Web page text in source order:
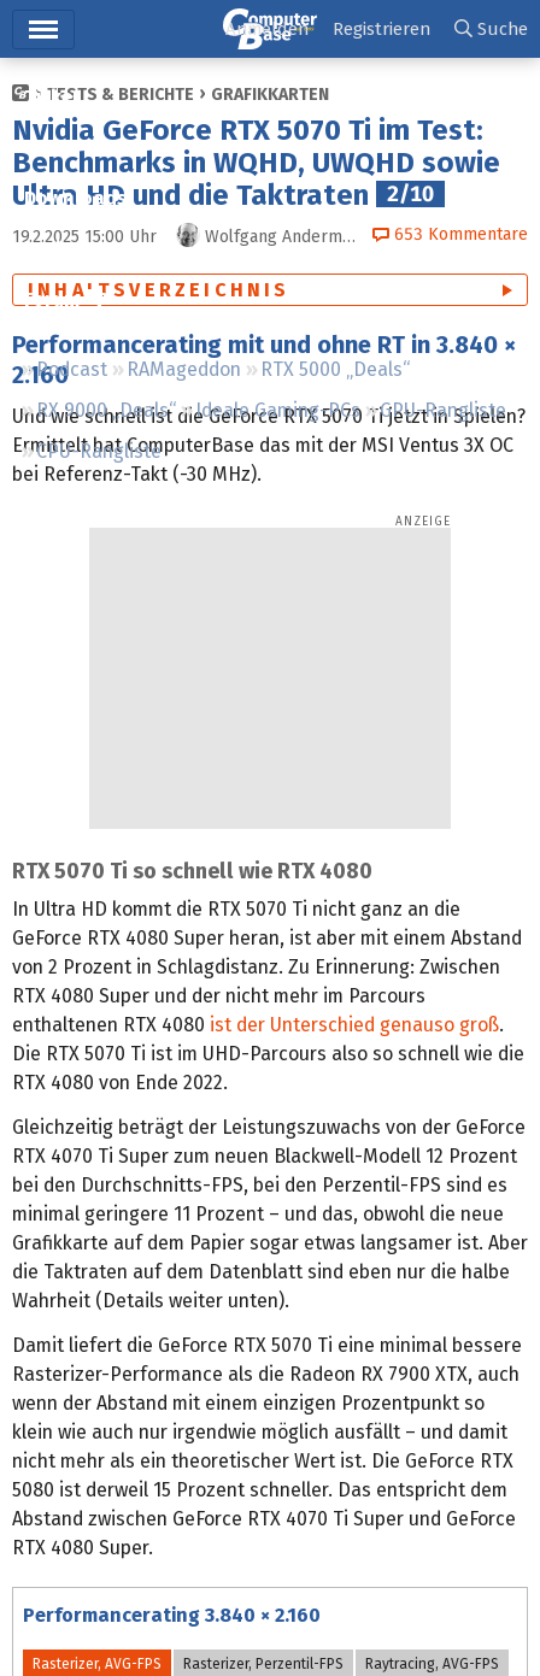
Ticker
Tests
Downloads
Preisvergleich
Forum
Podcast RAMageddon
RTX 5000 „Deals“
RX 9000 „Deals“
Ideale Gaming-PCs
GPU-Rangliste
CPU-Rangliste
Anmelden Registrieren Suche
TESTS & BERICHTE GRAFIKKARTEN
Nvidia GeForce RTX 5070 Ti im Test:
Benchmarks in WQHD, UWQHD sowie
Ultra HD und die Taktraten
2/10
19.2.2025 15:00 Uhr Wolfgang Andermahr 653 Kommentare
INHALTSVERZEICHNIS
Performancerating mit und ohne RT in 3.840 ×
2.160
Und wie schnell ist die GeForce RTX 5070 Ti jetzt in Spielen?
Ermittelt hat ComputerBase das mit der MSI Ventus 3X OC
bei Referenz-Takt (-30 MHz).
RTX 5070 Ti so schnell wie RTX 4080
In Ultra HD kommt die RTX 5070 Ti nicht ganz an die
GeForce RTX 4080 Super heran, ist aber mit einem Abstand
von 2 Prozent in Schlagdistanz. Zu Erinnerung: Zwischen
RTX 4080 Super und der nicht mehr im Parcours
enthaltenen RTX 4080 ist der Unterschied genauso groß.
Die RTX 5070 Ti ist im UHD-Parcours also so schnell wie die
RTX 4080 von Ende 2022.
Gleichzeitig beträgt der Leistungszuwachs von der GeForce
RTX 4070 Ti Super zum neuen Blackwell-Modell 12 Prozent
bei den Durchschnitts-FPS, bei den Perzentil-FPS sind es
minimal geringere 11 Prozent – und das, obwohl die neue
Grafikkarte auf dem Papier sogar etwas langsamer ist. Aber
die Taktraten auf dem Datenblatt sind eben nur die halbe
Wahrheit (Details weiter unten).
Damit liefert die GeForce RTX 5070 Ti eine minimal bessere
Rasterizer-Performance als die Radeon RX 7900 XTX, auch
wenn der Abstand mit einem einzigen Prozentpunkt so
klein wie auch nur irgendwie möglich ausfällt – und damit
nicht mehr als ein theoretischer Wert ist. Die GeForce RTX
5080 ist derweil 15 Prozent schneller. Das entspricht dem
Abstand zwischen GeForce RTX 4070 Ti Super und GeForce
RTX 4080 Super.
Performancerating 3.840 × 2.160
Rasterizer, AVG-FPS Rasterizer, Perzentil-FPS
Raytracing, AVG-FPS